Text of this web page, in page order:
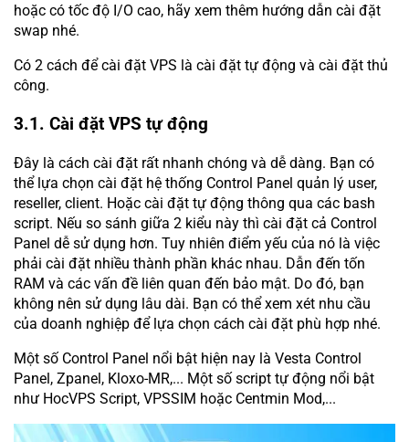
hoặc có tốc độ I/O cao, hãy xem thêm hướng dẫn cài đặt
swap nhé.
Có 2 cách để cài đặt VPS là cài đặt tự động và cài đặt thủ
công.
3.1. Cài đặt VPS tự động
Đây là cách cài đặt rất nhanh chóng và dễ dàng. Bạn có
thể lựa chọn cài đặt hệ thống Control Panel quản lý user,
reseller, client. Hoặc cài đặt tự động thông qua các bash
script. Nếu so sánh giữa 2 kiểu này thì cài đặt cả Control
Panel dễ sử dụng hơn. Tuy nhiên điểm yếu của nó là việc
phải cài đặt nhiều thành phần khác nhau. Dẫn đến tốn
RAM và các vấn đề liên quan đến bảo mật. Do đó, bạn
không nên sử dụng lâu dài. Bạn có thể xem xét nhu cầu
của doanh nghiệp để lựa chọn cách cài đặt phù hợp nhé.
Một số Control Panel nổi bật hiện nay là Vesta Control
Panel, Zpanel, Kloxo-MR,... Một số script tự động nổi bật
như HocVPS Script, VPSSIM hoặc Centmin Mod,...